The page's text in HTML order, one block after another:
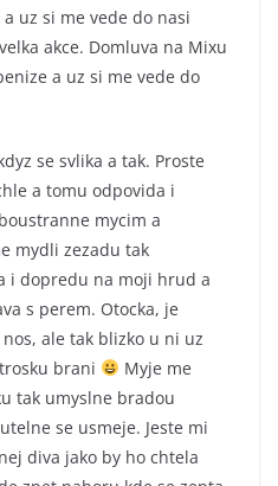
uz si me vede do nasi
akce. Domluva na Mixu
a uz si me vede do
se svlika a tak. Proste
a tomu odpovida i
mycim a
mydli zezadu tak
i dopredu na moji hrud a
s perem. Otocka, je
ale tak blizko u ni uz
brani
Myje me
tak umyslne bradou
se usmeje. Jeste mi
diva jako by ho chtela